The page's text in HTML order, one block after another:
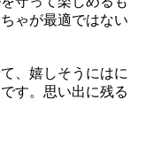
ゃが最適ではない
、嬉しそうにはに
す。思い出に残る